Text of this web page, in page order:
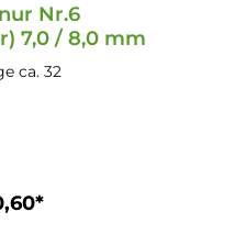
Nr.6
7,0 / 8,0 mm
ca. 32